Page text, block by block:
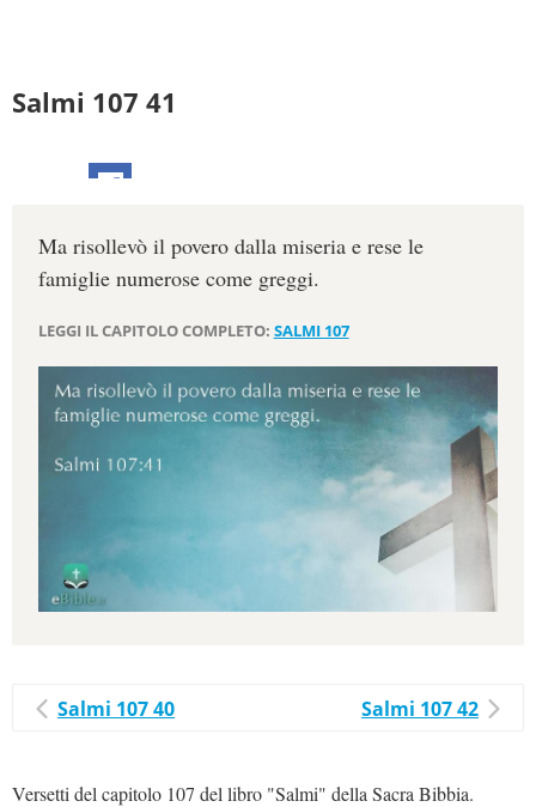
Salmi 107 41
Ma risollevò il povero dalla miseria e rese le
famiglie numerose come greggi.
LEGGI IL CAPITOLO COMPLETO: SALMI 107
Salmi 107 40 Salmi 107 42
Versetti del capitolo 107 del libro "Salmi" della Sacra Bibbia.